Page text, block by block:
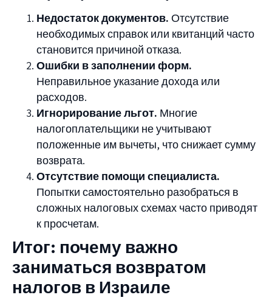
Недостаток документов. Отсутствие
необходимых справок или квитанций часто
становится причиной отказа.
Ошибки в заполнении форм.
Неправильное указание дохода или
расходов.
Игнорирование льгот. Многие
налогоплательщики не учитывают
положенные им вычеты, что снижает сумму
возврата.
Отсутствие помощи специалиста.
Попытки самостоятельно разобраться в
сложных налоговых схемах часто приводят
к просчетам.
Итог: почему важно
заниматься возвратом
налогов в Израиле